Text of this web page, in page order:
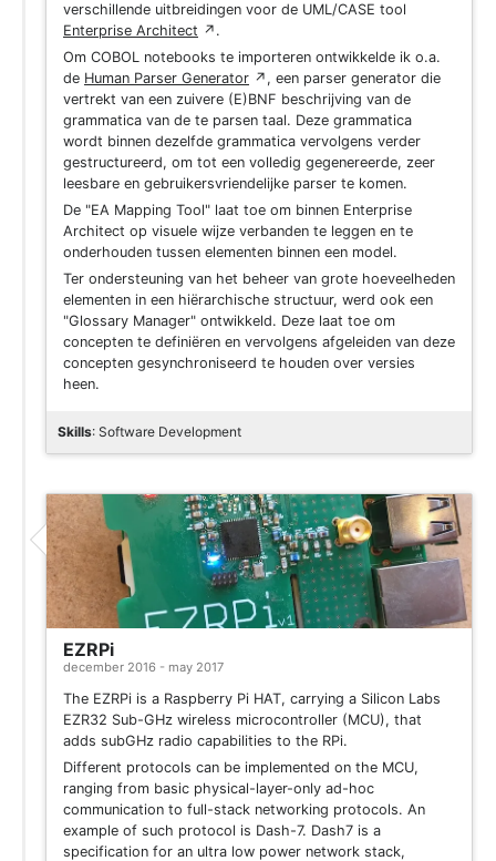
verschillende uitbreidingen voor de UML/CASE tool
Enterprise Architect ↗ .
Om COBOL notebooks te importeren ontwikkelde ik o.a.
de Human Parser Generator ↗ , een parser generator die
vertrekt van een zuivere (E)BNF beschrijving van de
grammatica van de te parsen taal. Deze grammatica
wordt binnen dezelfde grammatica vervolgens verder
gestructureerd, om tot een volledig gegenereerde, zeer
leesbare en gebruikersvriendelijke parser te komen.
De "EA Mapping Tool" laat toe om binnen Enterprise
Architect op visuele wijze verbanden te leggen en te
onderhouden tussen elementen binnen een model.
Ter ondersteuning van het beheer van grote hoeveelheden
elementen in een hiërarchische structuur, werd ook een
"Glossary Manager" ontwikkeld. Deze laat toe om
concepten te definiëren en vervolgens afgeleiden van deze
concepten gesynchroniseerd te houden over versies
heen.
Skills: Software Development
Project
EZRPi
december 2016 - may 2017
The EZRPi is a Raspberry Pi HAT, carrying a Silicon Labs
EZR32 Sub-GHz wireless microcontroller (MCU), that
adds subGHz radio capabilities to the RPi.
Different protocols can be implemented on the MCU,
ranging from basic physical-layer-only ad-hoc
communication to full-stack networking protocols. An
example of such protocol is Dash-7. Dash7 is a
specification for an ultra low power network stack,